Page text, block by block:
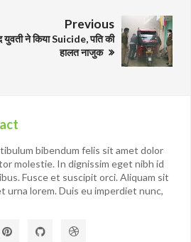
Previous
ने किया Suicide, पति की
हालत नाजुक
bibendum felis sit amet dolor
molestie. In dignissim eget nibh id
Fusce et suscipit orci. Aliquam sit
urna lorem. Duis eu imperdiet nunc,